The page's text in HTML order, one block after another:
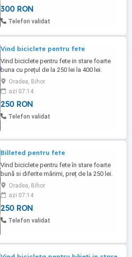
300 RON
Telefon validat
Vind biciclete pentru fete
Vind biciclete pentru fete in stare foarte
buna cu prețul de la 250 lei la 400 lei.
Oradea, Bihor
azi 07:14
250 RON
Telefon validat
Billeted pentru fete
Vind biciclete pentru fete în stare foarte
bună si diferite mărimi, preț de la 250 lei.
Oradea, Bihor
azi 07:14
250 RON
Telefon validat